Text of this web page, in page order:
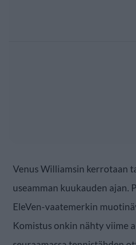
Venus Williamsin kerrotaan
useamman kuukauden ajan.
EleVen-vaatemerkin
Komistus onkin nähty viime